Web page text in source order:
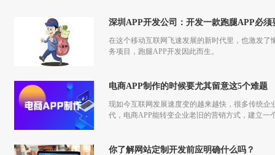
深圳APP开发公司：开发一款跑腿APP必须
在这个移动互联网飞速发展的新时代里，也激发
务项目，跑腿APP开发因此而生。
电商APP制作的时候要尤其留意这5个难题
现如今互联网发展速度变的越来越快，很多传统
代，电商APP能转变企业老旧的营销方式，建立
你了解网站定制开发前应明确什么吗？